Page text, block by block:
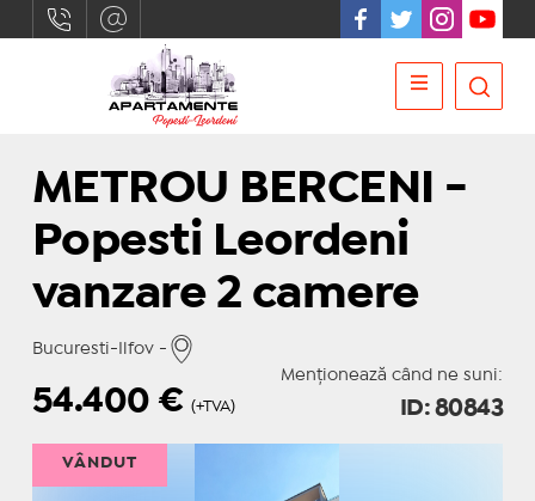
METROU BERCENI -
Popesti Leordeni
vanzare 2 camere
Bucuresti-Ilfov -
Menționează când ne suni:
54.400€ (+TVA) ID: 80843
VÂNDUT